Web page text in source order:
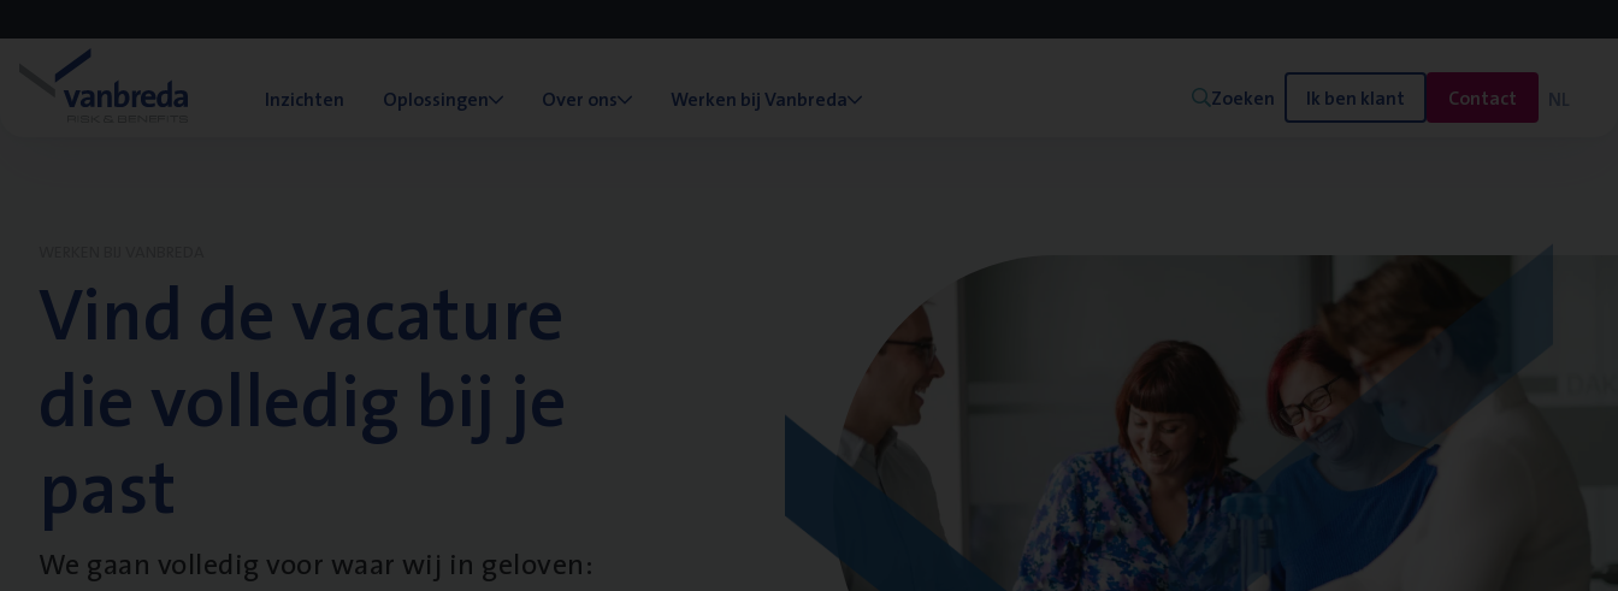
Inzichten Oplossingen Over ons Werken bij Vanbreda Zoeken Ik ben klant Contact NL
Vind de vacature
die volledig bij je
past
We gaan volledig voor waar wij in geloven: